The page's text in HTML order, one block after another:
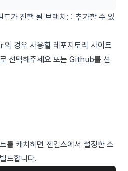
드가 진핼 될 브랜치를 추가할 수 있
의 경우 사용할 레포지토리 사이트
선택해주세요 또는 Github를 선
를 캐치하면 젠킨스에서 설정한 소
드합니다.